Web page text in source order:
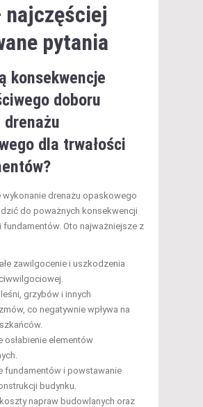
najczęściej
pytania
konsekwencje
doboru
dla trwałości
wykonanie drenażu opaskowego
do poważnych konsekwencji
fundamentów. Oto najważniejsze z
zawilgocenie i uszkodzenia
grzybów i innych
co negatywnie wpływa na
osłabienie elementów
fundamentów i powstawanie
budynku.
napraw budowlanych oraz